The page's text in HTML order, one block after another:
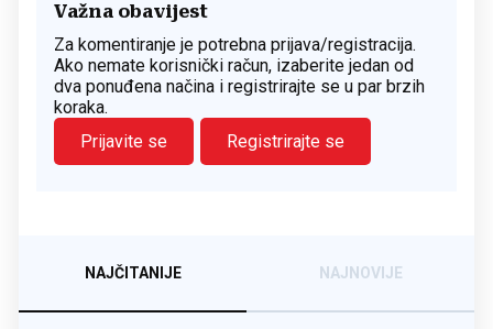
Važna obavijest
Za komentiranje je potrebna prijava/registracija.
Ako nemate korisnički račun, izaberite jedan od
dva ponuđena načina i registrirajte se u par brzih
koraka.
Prijavite se
Registrirajte se
NAJČITANIJE NAJNOVIJE